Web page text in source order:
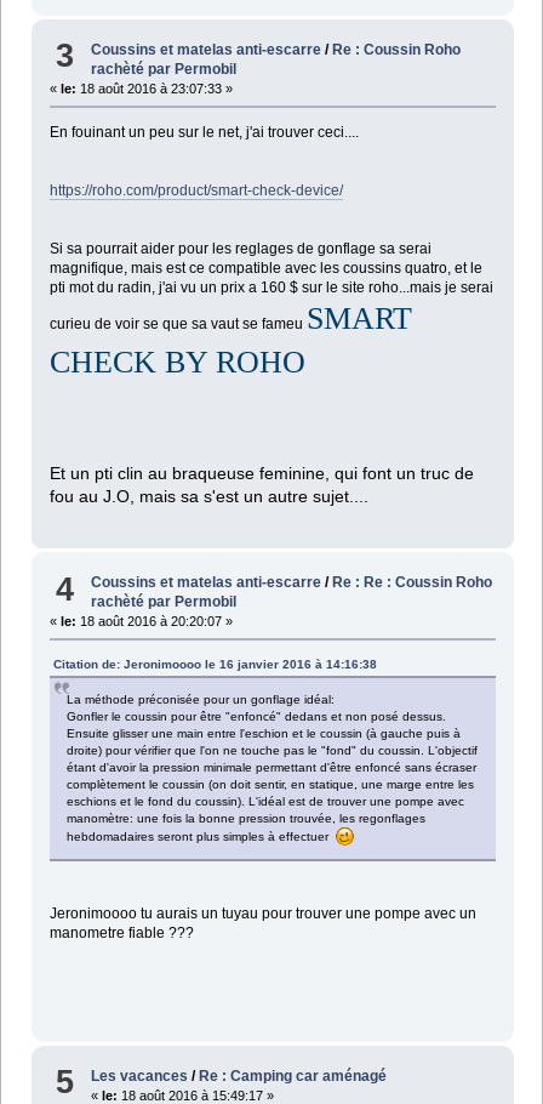
3 Coussins et matelas anti-escarre /Re : Coussin Roho
rachèté par Permobil
« le: 18 août 2016 à 23:07:33 »
En fouinant un peu sur le net, j'ai trouver ceci....
https://roho.com/product/smart-check-device/
Si sa pourrait aider pour les reglages de gonflage sa serai
magnifique, mais est ce compatible avec les coussins quatro, et le
pti mot du radin, j'ai vu un prix a 160 $ sur le site roho...mais je serai
curieu de voir se que sa vaut se fameu SMART
CHECK BY ROHO
Et un pti clin au braqueuse feminine, qui font un truc de
fou au J.O, mais sa s'est un autre sujet....
4 Coussins et matelas anti-escarre / Re : Re : Coussin Roho
rachèté par Permobil
« le: 18 août 2016 à 20:20:07 »
Citation de: Jeronimoooo le 16 janvier 2016 à 14:16:38
La méthode préconisée pour un gonflage idéal:
Gonfler le coussin pour être "enfoncé" dedans et non posé dessus.
Ensuite glisser une main entre l'eschion et le coussin (à gauche puis à
droite) pour vérifier que l'on ne touche pas le "fond" du coussin. L'objectif
étant d'avoir la pression minimale permettant d'être enfoncé sans écraser
complètement le coussin (on doit sentir, en statique, une marge entre les
eschions et le fond du coussin). L'idéal est de trouver une pompe avec
manomètre: une fois la bonne pression trouvée, les regonflages
hebdomadaires seront plus simples à effectuer
Jeronimoooo tu aurais un tuyau pour trouver une pompe avec un
manometre fiable ???
5 Les vacances /Re : Camping car aménagé
«le: 18 août 2016 à 15:49:17 »